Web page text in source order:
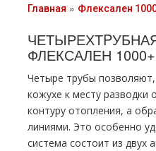
Главная » Флексален
ФЛЕКСАЛЕН 1000+
Четыре трубы
кожухе к месту
контуру отопления, а
линиями. Это особенно
система состоит из двух